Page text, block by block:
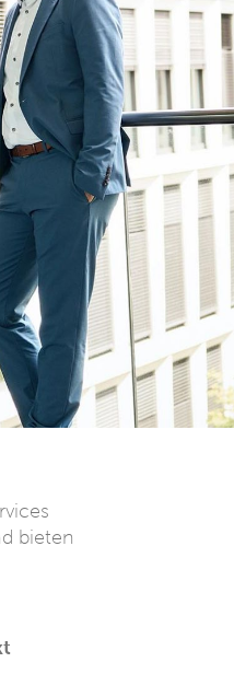
bieten